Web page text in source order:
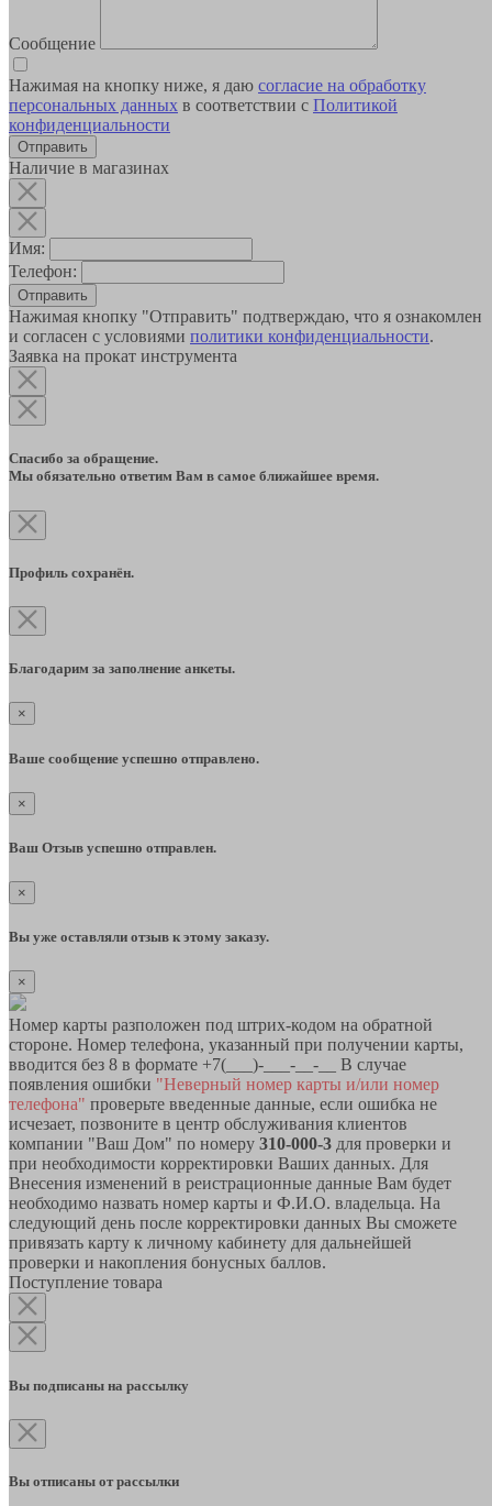
Сообщение
Нажимая на кнопку ниже, я даю согласие на обработку
персональных данных в соответствии с Политикой
конфиденциальности
Наличие в магазинах
Имя:
Телефон:
Отправить
Нажимая кнопку "Отправить" подтверждаю, что я ознакомлен
и согласен с условиями политики конфиденциальности.
Заявка на прокат инструмента
Спасибо за обращение.
Мы обязательно ответим Вам в самое ближайшее время.
Профиль сохранён.
Благодарим за заполнение анкеты.
×
Ваше сообщение успешно отправлено.
×
Ваш Отзыв успешно отправлен.
×
Вы уже оставляли отзыв к этому заказу.
×
Номер карты разположен под штрих-кодом на обратной
стороне. Номер телефона, указанный при получении карты,
вводится без 8 в формате +7(___)-___-__-__ В случае
появления ошибки "Неверный номер карты и/или номер
телефона" проверьте введенные данные, если ошибка не
исчезает, позвоните в центр обслуживания клиентов
компании "Ваш Дом" по номеру 310-000-3 для проверки и
при необходимости корректировки Ваших данных. Для
Внесения изменений в реистрационные данные Вам будет
необходимо назвать номер карты и Ф.И.О. владельца. На
следующий день после корректировки данных Вы сможете
привязать карту к личному кабинету для дальнейшей
проверки и накопления бонусных баллов.
Поступление товара
Вы подписаны на рассылку
Вы отписаны от рассылки